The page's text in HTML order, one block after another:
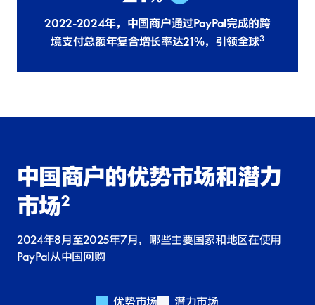
2022-2024年，中国商户通过PayPal完成的跨
境支付总额年复合增长率达21%，引领全球3
中国商户的优势市场和潜力
市场2
2024年8月至2025年7月，哪些主要国家和地区在使用
PayPal从中国网购
优势市场 潜力市场